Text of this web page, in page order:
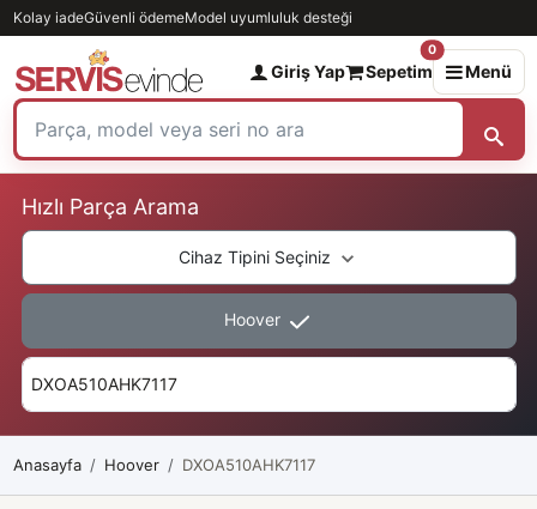
Kolay iadeGüvenli ödemeModel uyumluluk desteği
Giriş Yap Sepetim
0
Menü
Hızlı Parça Arama
Cihaz Tipini Seçiniz
Hoover
Anasayfa Hoover DXOA510AHK7117